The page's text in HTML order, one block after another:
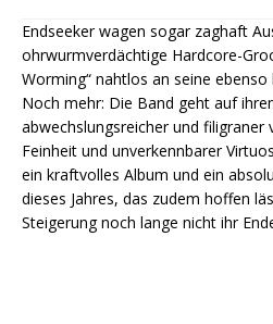
Endseeker wagen sogar zaghaft
ohrwurmverdächtige Hardcore-
Worming“ nahtlos an seine
Noch mehr: Die Band geht auf
abwechslungsreicher und
Feinheit und unverkennbarer
ein kraftvolles Album und ein
dieses Jahres, das zudem hoffen
Steigerung noch lange nicht ihr